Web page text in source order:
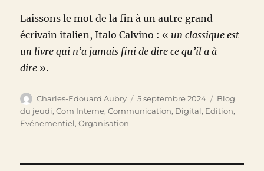
Laissons le mot de la fin à un autre grand
écrivain italien, Italo Calvino : « un classique est
un livre qui n’a jamais fini de dire ce qu’il a à
dire ».
Auteur
Charles-Edouard Aubry
Publié
le
5 septembre 2024 Catégories
Blog
du jeudi,Com Interne,Communication, Digital, Edition,
Evénementiel,Organisation